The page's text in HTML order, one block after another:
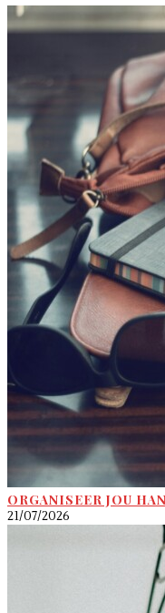
ORGANISEER JOU
21/07/2026